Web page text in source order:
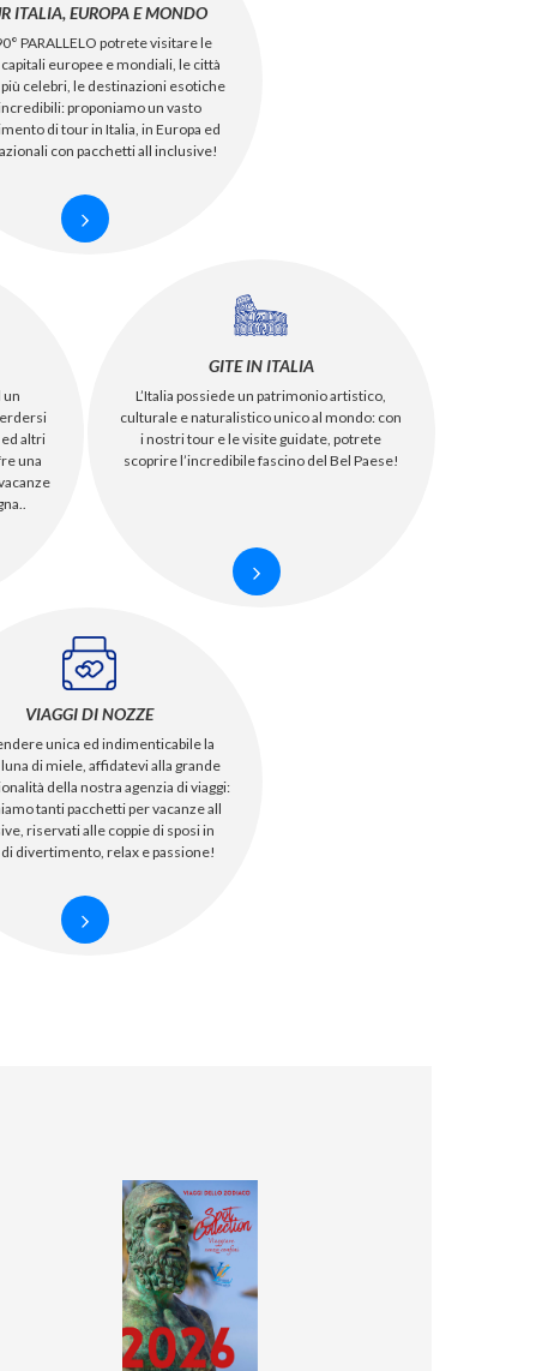
ITALIA, EUROPA E MONDO
PARALLELO potrete visitare le
europee e mondiali, le città
celebri, le destinazioni esotiche
proponiamo un vasto
di tour in Italia, in Europa ed
con pacchetti all inclusive!
un
altri
una
GITE IN ITALIA
L’Italia possiede un patrimonio artistico,
culturale e naturalistico unico al mondo: con
i nostri tour e le visite guidate, potrete
scoprire l’incredibile fascino del Bel Paese!
VIAGGI DI NOZZE
unica ed indimenticabile la
di miele, affidatevi alla grande
della nostra agenzia di viaggi:
tanti pacchetti per vacanze all
riservati alle coppie di sposi in
divertimento, relax e passione!